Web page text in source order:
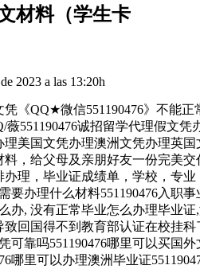
材料（学生卡
2023 a las 13:20h
凭《QQ★微信551190476》不能
薇551190476诚招留学代理假
美国文凭办理澳洲文凭办理英
，给父母及亲朋好友一份完美
理，毕业证成绩单，学校，专
要办理什么材料551190476入职
办, 没有正常毕业怎么办理毕业
回国得不到教育部认证在校挂
可靠吗551190476哪里可以买国
哪里可以办理澳洲毕业证